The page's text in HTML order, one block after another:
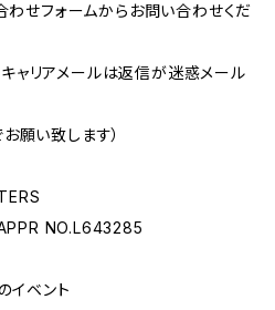
せフォームからお問い合わせくだ
リアメールは返信が迷惑メール
願い致します）
NO.L643285
イベント